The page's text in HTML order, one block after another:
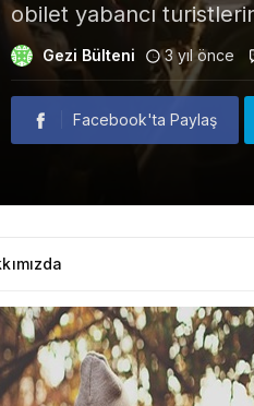
obilet yabancı
Gezi Bülteni 3 yıl önce
Facebook'ta Paylaş